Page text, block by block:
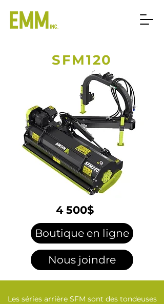
SFM120
4 500$
Boutique en ligne
Nous joindre
Les séries arrière SFM sont des tondeuses